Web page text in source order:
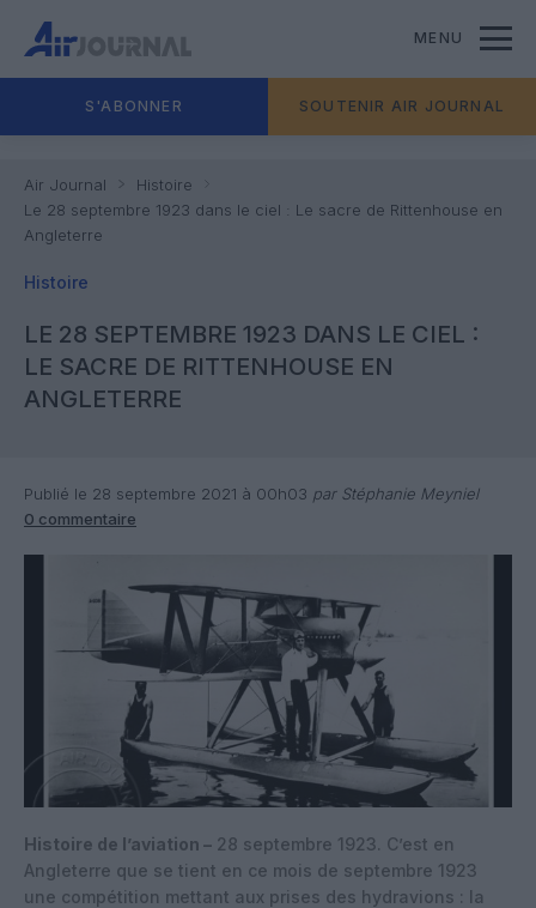
MENU
S'ABONNER SOUTENIR AIR JOURNAL
Air Journal
Histoire
Le 28 septembre 1923 dans le ciel : Le sacre de Rittenhouse en
Angleterre
Histoire
LE 28 SEPTEMBRE 1923 DANS LE CIEL :
LE SACRE DE RITTENHOUSE EN
ANGLETERRE
Publié le 28 septembre 2021 à 00h03 par Stéphanie Meyniel
0 commentaire
Histoire de l’aviation – 28 septembre 1923. C’est en
Angleterre que se tient en ce mois de septembre 1923
une compétition mettant aux prises des hydravions : la